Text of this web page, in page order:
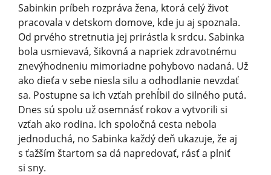
Sabinkin príbeh rozpráva žena, ktorá celý život
pracovala v detskom domove, kde ju aj spoznala.
Od prvého stretnutia jej prirástla k srdcu. Sabinka
bola usmievavá, šikovná a napriek zdravotnému
znevýhodneniu mimoriadne pohybovo nadaná. Už
ako dieťa v sebe niesla silu a odhodlanie nevzdať
sa. Postupne sa ich vzťah prehĺbil do silného putá.
Dnes sú spolu už osemnásť rokov a vytvorili si
vzťah ako rodina. Ich spoločná cesta nebola
jednoduchá, no Sabinka každý deň ukazuje, že aj
s ťažším štartom sa dá napredovať, rásť a plniť
si sny.